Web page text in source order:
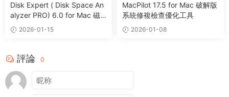
Disk Expert ( Disk Space An
alyzer PRO) 6.0 for Mac 磁
盤分析管理清理工具
2026-01-15
MacPilot 17.5 for Mac 破解版
系統修複檢查優化工具
2026-01-08
評論 0